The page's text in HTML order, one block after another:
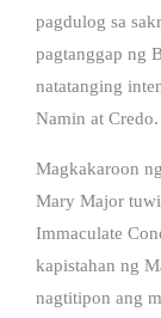
pagdulog sa
pagtanggap ng
natatanging
Namin at Credo.
Magkakaroon
Mary Major
Immaculate
kapistahan ng
nagtitipon ang